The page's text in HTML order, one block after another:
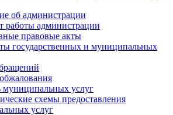
об администрации
работы администрации
правовые акты
государственных и муниципальных
муниципальных услуг
схемы предоставления
услуг